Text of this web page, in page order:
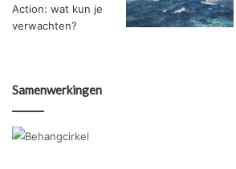
Samenwerkingen